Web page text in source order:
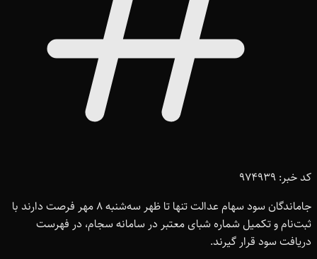
کد خبر: 974939
جاماندگان سود سهام عدالت تنها تا ظهر سه‌شنبه ۸ مهر فرصت دارند با
ثبت‌نام و تکمیل شماره شبای معتبر در سامانه سجام، در فهرست
دریافت سود قرار گیرند.